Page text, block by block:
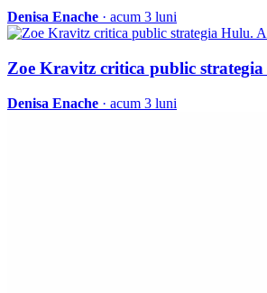
Denisa Enache · acum 3 luni
Zoe Kravitz critica public
Denisa Enache · acum 3 luni